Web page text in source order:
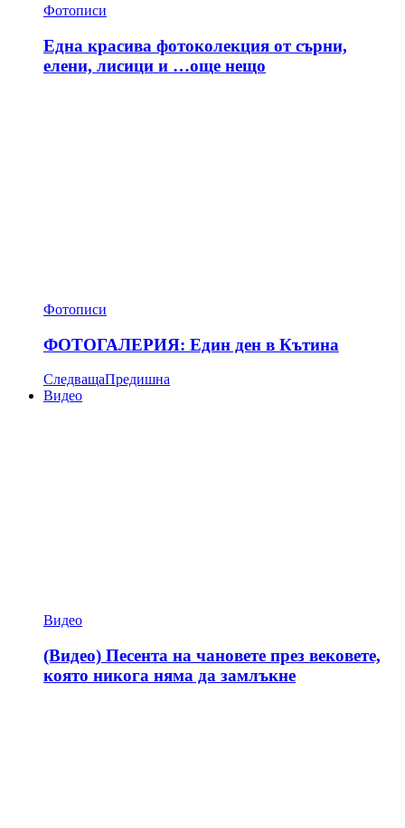
Фотописи
Една красива фотоколекция от сърни,
елени, лисици и …още нещо
Фотописи
ФОТОГАЛЕРИЯ: Един ден в Кътина
СледващаПредишна
Видео
Видео
(Видео) Песента на чановете през вековете,
която никога няма да замлъкне